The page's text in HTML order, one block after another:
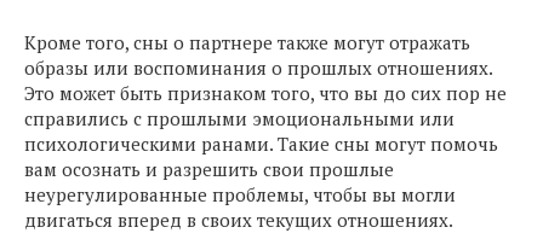
Кроме того, сны о партнере также могут отражать
образы или воспоминания о прошлых отношениях.
Это может быть признаком того, что вы до сих пор не
справились с прошлыми эмоциональными или
психологическими ранами. Такие сны могут помочь
вам осознать и разрешить свои прошлые
неурегулированные проблемы, чтобы вы могли
двигаться вперед в своих текущих отношениях.